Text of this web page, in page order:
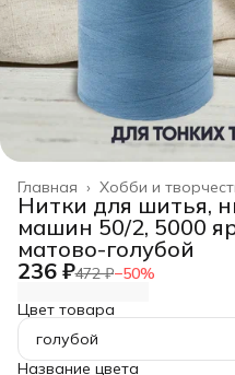
Хобби и
Главная ›
Нитки для шитья,
машин 50/2, 5000
матово-голубой
236 ₽472 ₽−50%
Цвет товара
голубой
Название цвета